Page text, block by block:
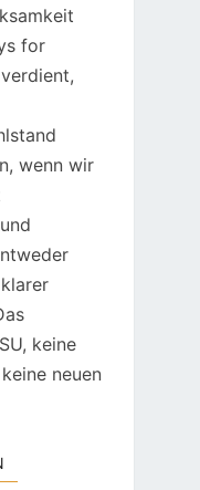
for
wenn wir
keine
neuen